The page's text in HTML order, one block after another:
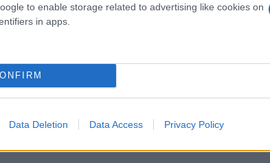
to enable storage related to advertising like cookies on
in apps.
Data Deletion Data Access Privacy Policy
στην αναζήτηση τηςGoogle